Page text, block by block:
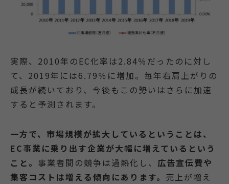
実際、2010年のEC化率は2.84％だったのに対し
て、2019年には6.79％に増加。毎年右肩上がりの
成長が続いており、今後もこの勢いはさらに加速
すると予測されます。
一方で、市場規模が拡大しているということは、
EC事業に乗り出す企業が大幅に増えているという
こと。 事業者間の競争は過熱化し、 広告宣伝費や
集客コストは増える傾向にあります。 売上が増え